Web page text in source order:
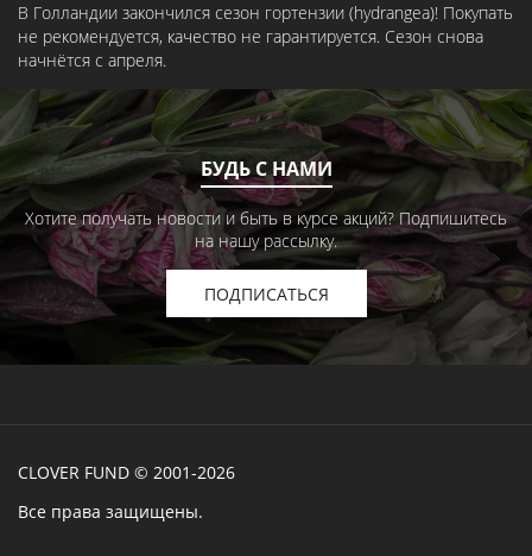
В Голландии закончился сезон гортензии (hydrangea)! Покупать
не рекомендуется, качество не гарантируется. Сезон снова
начнётся с апреля.
БУДЬ С НАМИ
Хотите получать новости и быть в курсе акций? Подпишитесь
на нашу рассылку.
ПОДПИСАТЬСЯ
CLOVER FUND © 2001-2026
Все права защищены.